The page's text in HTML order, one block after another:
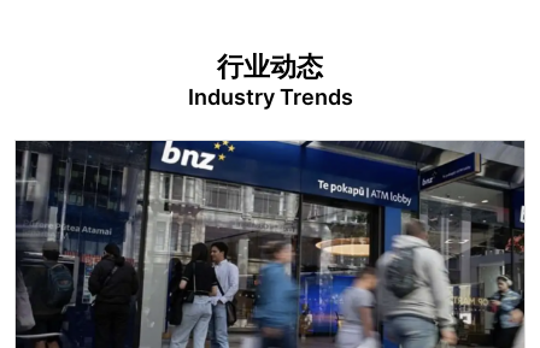
行业动态
Industry Trends